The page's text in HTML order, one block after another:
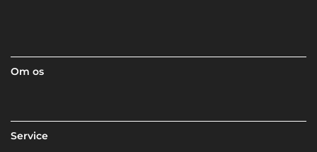
Om os
Service